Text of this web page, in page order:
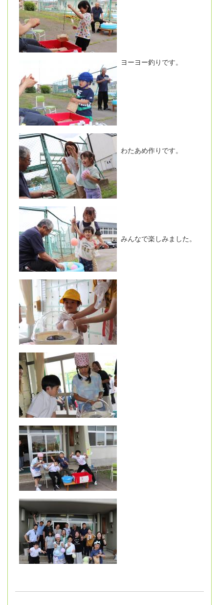
ヨーヨー釣りです。
わたあめ作りです。
みんなで楽しみました。